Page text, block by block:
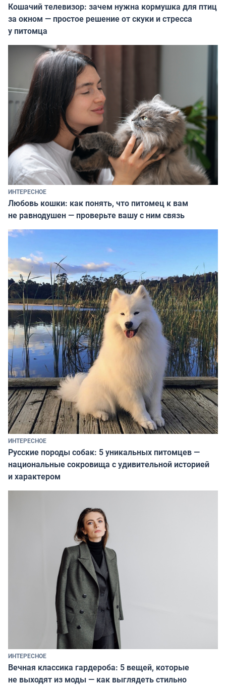
Кошачий телевизор: зачем нужна кормушка для птиц
за окном — простое решение от скуки и стресса
у питомца
ИНТЕРЕСНОЕ
Любовь кошки: как понять, что питомец к вам
не равнодушен — проверьте вашу с ним связь
ИНТЕРЕСНОЕ
Русские породы собак: 5 уникальных питомцев —
национальные сокровища с удивительной историей
и характером
ИНТЕРЕСНОЕ
Вечная классика гардероба: 5 вещей, которые
не выходят из моды — как выглядеть стильно